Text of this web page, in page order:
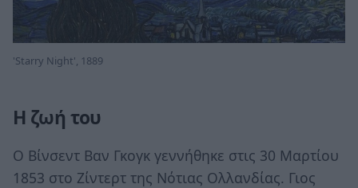
'Starry Night', 1889
Η ζωή του
Ο Βίνσεντ Βαν Γκογκ γεννήθηκε στις 30 Μαρτίου
1853 στο Ζίντερτ της Νότιας Ολλανδίας. Γιος